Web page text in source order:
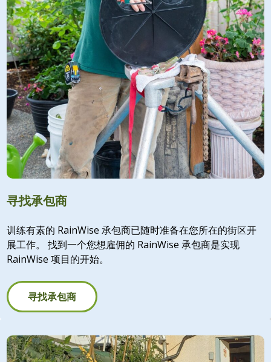
寻找承包商
训练有素的 RainWise 承包商已随时准备在您所在的街区开
展工作。 找到一个您想雇佣的 RainWise 承包商是实现
RainWise 项目的开始。
寻找承包商